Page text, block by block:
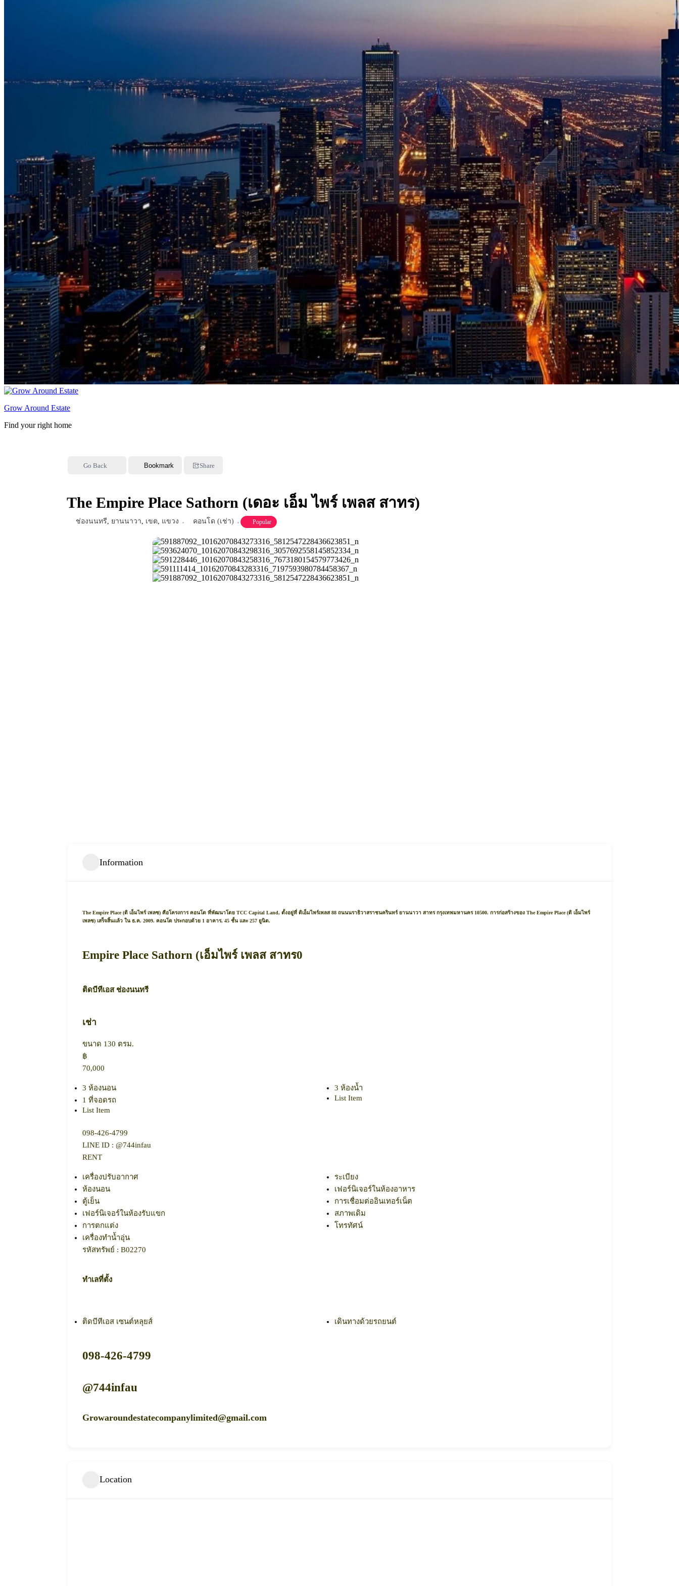
Grow Around Estate
Find your right home
Go Back Bookmark Share
The Empire Place Sathorn (เดอะ เอ็ม ไพร์ เพลส สาทร)
ช่องนนทรี, ยานนาวา, เขต, แขวง คอนโด (เช่า) Popular
Information
The Empire Place (ดิ เอ็มไพร์ เพลซ) คือโครงการ คอนโด ที่พัฒนาโดย TCC Capital Land, ตั้งอยู่ที่ ดิเอ็มไพร์เพลส 88 ถนนนราธิวาสราชนครินทร์ ยานนาวา สาทร กรุงเทพมหานคร 10500. การก่อสร้างของ The Empire Place (ดิ เอ็มไพร์
เพลซ) เสร็จสิ้นแล้ว ใน ธ.ค. 2009. คอนโด ประกอบด้วย 1 อาคาร, 45 ชั้น และ 257 ยูนิต.
Empire Place Sathorn (เอ็มไพร์ เพลส สาทร0
ติดบีทีเอส ช่องนนทรี
เช่า
ขนาด 130 ตรม.
฿
70,000
3 ห้องนอน
3 ห้องน้ำ
1 ที่จอดรถ
List Item
List Item
098-426-4799​
LINE ID : @744infau
RENT
เครื่องปรับอากาศ
ระเบียง
ห้องนอน
เฟอร์นิเจอร์ในห้องอาหาร
ตู้เย็น
การเชื่อมต่ออินเทอร์เน็ต
เฟอร์นิเจอร์ในห้องรับแขก
สภาพเดิม
การตกแต่ง
โทรทัศน์
เครื่องทำน้ำอุ่น
รหัสทรัพย์ : B02270
ทำเลที่ตั้ง
ติดบีทีเอส เซนต์หลุยส์ เดินทางด้วยรถยนต์
098-426-4799
@744infau
Growaroundestatecompanylimited@gmail.com
Location